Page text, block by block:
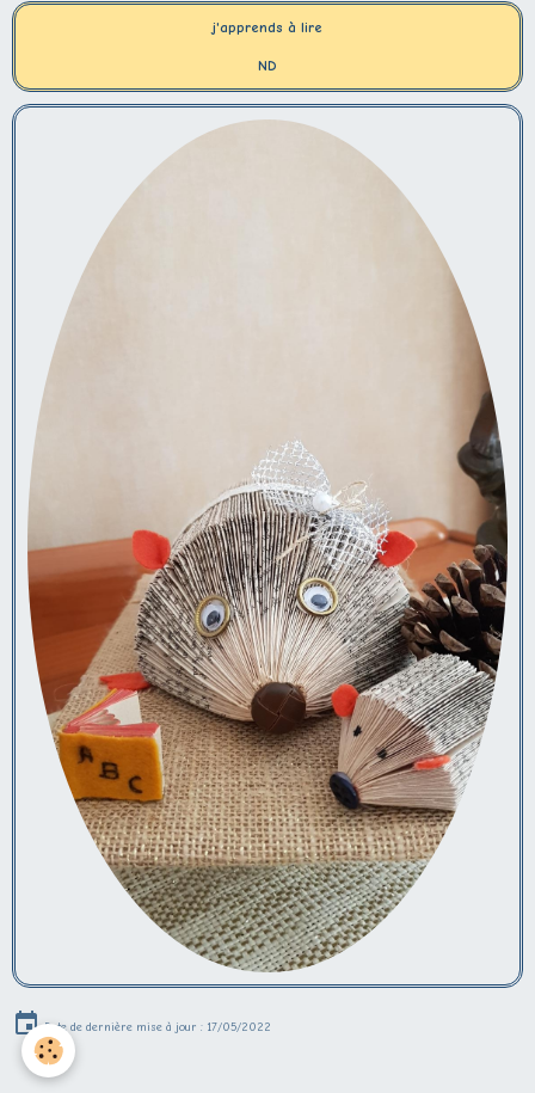
j'apprends à lire
ND
Date de dernière mise à jour : 17/05/2022